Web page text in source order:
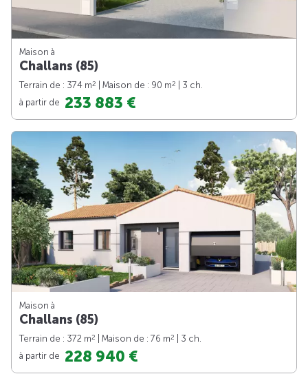
Maison à
Challans (85)
Terrain de : 374 m2 | Maison de : 90 m2
| 3 ch.
à partir de 233 883 €
Maison à
Challans (85)
Terrain de : 372 m2 | Maison de : 76 m2
| 3 ch.
à partir de 228 940 €